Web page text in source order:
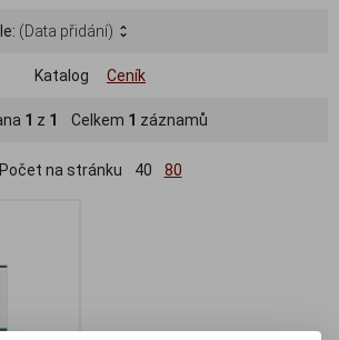
(Data přidání)
Katalog Ceník
1 z 1 Celkem 1 záznamů
Počet na stránku 40 80